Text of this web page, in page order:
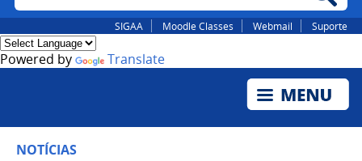
SIGAA Moodle Classes Webmail Suporte
Powered by Translate
NOTÍCIAS